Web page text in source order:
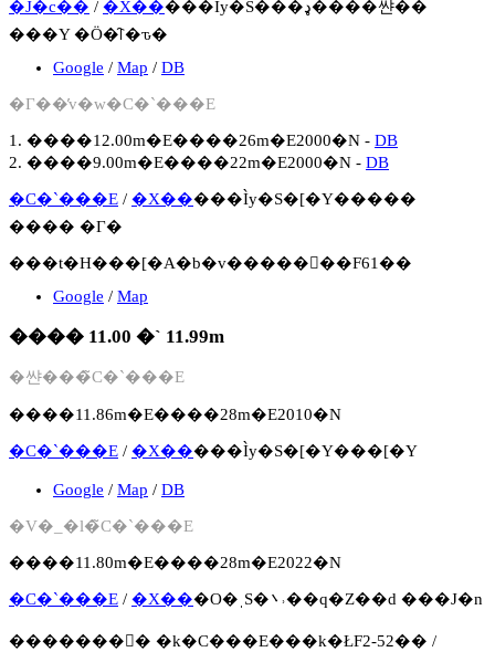
�J�c�� / �X�����Ìy�S���ډ����쌴��
���Y �Ö�̑꒓�ԏ�
Google / Map / DB
�Γ��̕v�w�C�`���E
1. ����12.00m�E����26m�E2000�N - DB
2. ����9.00m�E����22m�E2000�N - DB
�C�`���E / �X�����Ìy�S�[�Y�����
���� �Γ�
���t�H���[�A�b�v�����񍐏��F61��
Google / Map
���� 11.00 �` 11.99m
�쌴���̃C�`���E
����11.86m�E����28m�E2010�N
�C�`���E / �X�����Ìy�S�[�Y���[�Y
Google / Map / DB
�V�_�l�̃C�`���E
����11.80m�E����28m�E2022�N
�C�`���E / �X�� �O�ˌS�܌˒��q�Ζ��d ���J�n
�������񍐏� �k�C���E���k�ŁF2-52�� /